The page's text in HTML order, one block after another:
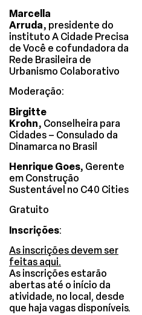
Marcella
Arruda, presidente do
instituto A Cidade Precisa
de Você e cofundadora da
Rede Brasileira de
Urbanismo Colaborativo
Moderação:
Birgitte
Krohn, Conselheira para
Cidades – Consulado da
Dinamarca no Brasil
Henrique Goes, Gerente
em Construção
Sustentável no C40 Cities
Gratuito
Inscrições:
As inscrições devem ser
feitas aqui.
As inscrições estarão
abertas até o início da
atividade, no local, desde
que haja vagas disponíveis.